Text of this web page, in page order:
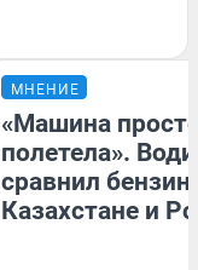
МНЕНИЕ
«Машина
полетела».
сравнил бензин
Казахстане и